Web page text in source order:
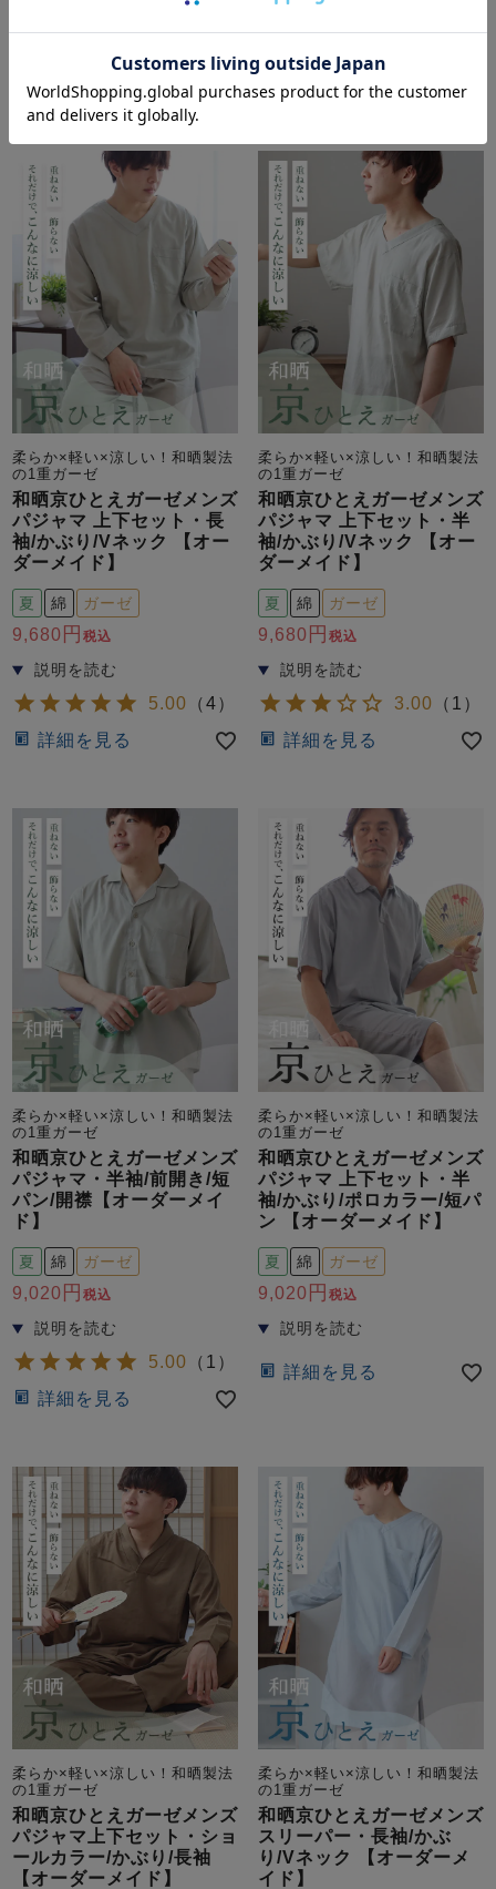
詳細を見る
詳細を見る
柔らか×軽い×涼しい！和晒製法
の1重ガーゼ
和晒京ひとえガーゼメンズ
パジャマ 上下セット・長
袖/かぶり/Vネック 【オー
ダーメイド】
夏 綿 ガーゼ
9,680 税込
5.00 （4）
詳細を見る
柔らか×軽い×涼しい！和晒製法
の1重ガーゼ
和晒京ひとえガーゼメンズ
パジャマ 上下セット・半
袖/かぶり/Vネック 【オー
ダーメイド】
夏 綿 ガーゼ
9,680 税込
3.00 （ 1 ）
詳細を見る
柔らか×軽い×涼しい！和晒製法
の1重ガーゼ
和晒京ひとえガーゼメンズ
パジャマ・半袖/前開き/短
パン/開襟【オーダーメイ
ド】
夏 綿 ガーゼ
9,020 税込
5.00 （ 1 ）
詳細を見る
柔らか×軽い×涼しい！和晒製法
の1重ガーゼ
和晒京ひとえガーゼメンズ
パジャマ 上下セット・半
袖/かぶり/ポロカラー/短パ
ン 【オーダーメイド】
夏 綿 ガーゼ
9,020 税込
詳細を見る
柔らか×軽い×涼しい！和晒製法
の1重ガーゼ
和晒京ひとえガーゼメンズ
パジャマ上下セット・ショ
ールカラー/かぶり/長袖
【オーダーメイド】
柔らか×軽い×涼しい！和晒製法
の1重ガーゼ
和晒京ひとえガーゼメンズ
スリーパー・長袖/かぶ
り/Vネック 【オーダーメ
イド】